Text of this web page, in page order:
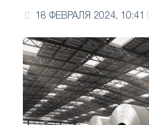
18 ФЕВРАЛЯ 2024, 10:41